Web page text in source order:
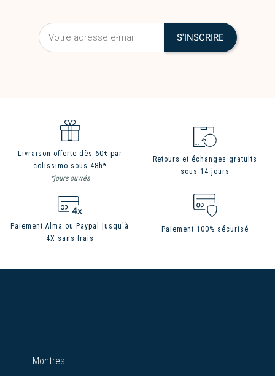
Livraison offerte dès 60€ par
colissimo sous 48h*
*jours ouvrés
Retours et échanges gratuits
sous 14 jours
Paiement Alma ou Paypal jusqu'à
4X sans frais
Paiement 100% sécurisé
Montres